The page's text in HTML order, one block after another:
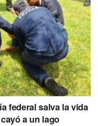
mexicana quedó
Organizador.
Organizador por
dado, les deseo
Caribe
director técnico
federal salva la vida
a un lago